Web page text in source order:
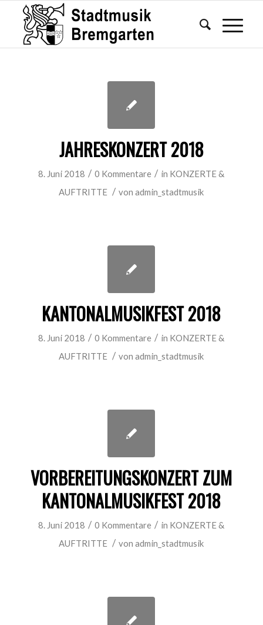
JAHRESKONZERT 2018
8. Juni 2018 / 0 Kommentare / in KONZERTE &
AUFTRITTE / vonadmin_stadtmusik
KANTONALMUSIKFEST 2018
8. Juni 2018 / 0 Kommentare / in KONZERTE &
AUFTRITTE / vonadmin_stadtmusik
VORBEREITUNGSKONZERT ZUM
KANTONALMUSIKFEST 2018
8. Juni 2018 / 0 Kommentare / in KONZERTE &
AUFTRITTE / vonadmin_stadtmusik